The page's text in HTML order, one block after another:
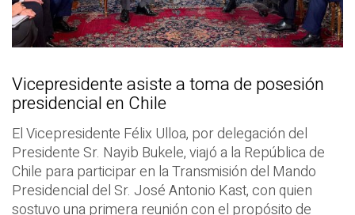
Vicepresidente asiste a toma de posesión
presidencial en Chile
El Vicepresidente Félix Ulloa, por delegación del
Presidente Sr. Nayib Bukele, viajó a la República de
Chile para participar en la Transmisión del Mando
Presidencial del Sr. José Antonio Kast, con quien
sostuvo una primera reunión con el propósito de